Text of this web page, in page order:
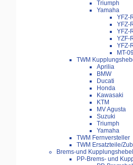
Triumph
Yamaha
YFZ-
YFZ-
YFZ-
YZF-
YFZ-
MT-09
TWM
Aprilia
BMW
Ducati
Honda
Kawasaki
KTM
MV Agusta
Suzuki
Triumph
Yamaha
TWM Fernversteller
TWM Ersatzteile/
Brems-und
PP-Brems- und